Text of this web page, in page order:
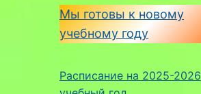
Мы готовы к новому
учебному году
Расписание на 2025-2026